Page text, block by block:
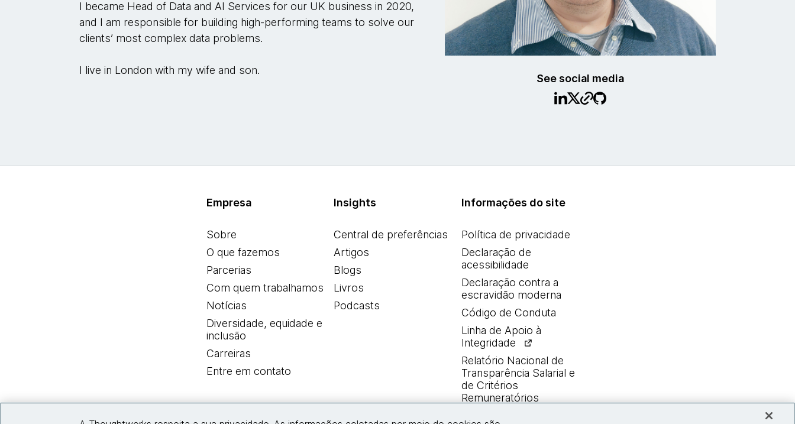
See social media
I became Head of Data and AI Services for our UK business in 2020,
and I am responsible for building high-performing teams to solve our
clients’ most complex data problems.
I live in London with my wife and son.
Empresa
Sobre
O que fazemos
Parcerias
Com quem trabalhamos
Notícias
Diversidade, equidade e
inclusão
Carreiras
Entre em contato
Insights
Central de preferências
Artigos
Blogs
Livros
Podcasts
Informações do site
Política de privacidade
Declaração de
acessibilidade
Declaração contra a
escravidão moderna
Código de Conduta
Linha de Apoio à
Integridade
Relatório Nacional de
Transparência Salarial e
de Critérios
Remuneratórios